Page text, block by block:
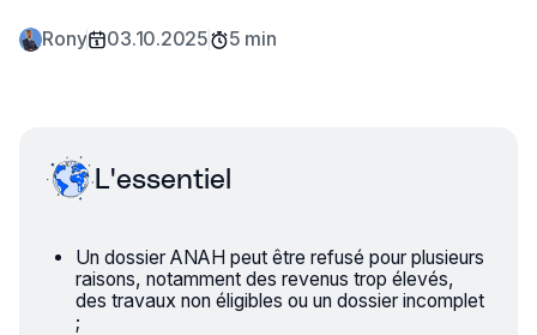
Rony 03.10.2025 5 min
L'essentiel
Un dossier ANAH peut être refusé pour plusieurs
raisons, notamment des revenus trop élevés,
des travaux non éligibles ou un dossier incomplet
;